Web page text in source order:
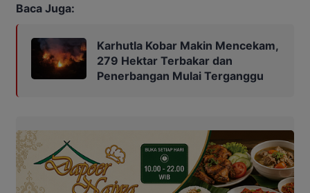
Baca Juga:
Karhutla Kobar Makin Mencekam,
279 Hektar Terbakar dan
Penerbangan Mulai Terganggu